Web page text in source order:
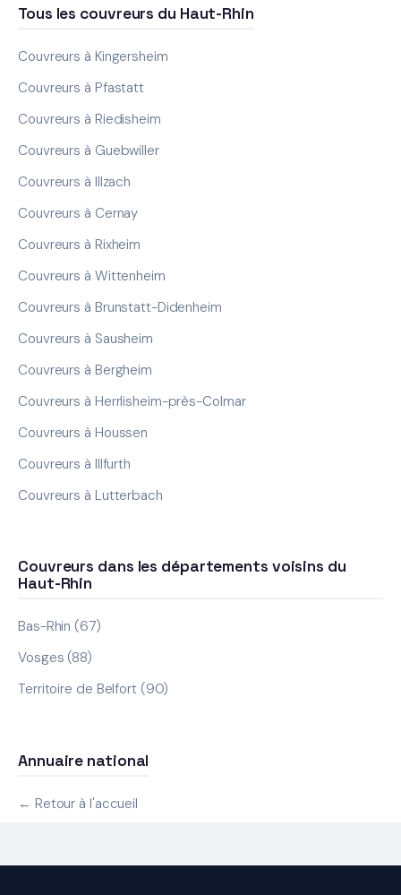
Tous les couvreurs du Haut-Rhin
Couvreurs à Kingersheim
Couvreurs à Pfastatt
Couvreurs à Riedisheim
Couvreurs à Guebwiller
Couvreurs à Illzach
Couvreurs à Cernay
Couvreurs à Rixheim
Couvreurs à Wittenheim
Couvreurs à Brunstatt-Didenheim
Couvreurs à Sausheim
Couvreurs à Bergheim
Couvreurs à Herrlisheim-près-Colmar
Couvreurs à Houssen
Couvreurs à Illfurth
Couvreurs à Lutterbach
Couvreurs dans les départements voisins du
Haut-Rhin
Bas-Rhin (67)
Vosges (88)
Territoire de Belfort (90)
Annuaire national
← Retour à l'accueil